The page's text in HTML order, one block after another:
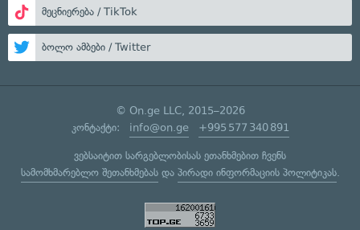
მეცნიერება / TikTok
ბოლო ამბები / Twitter
© On.ge LLC, 2015–2026
კონტაქტი: info@on.ge +995 577 340 891
ვებსაიტით სარგებლობისას ეთანხმებით ჩვენს
სამომხმარებლო შეთანხმებასდა პირადი ინფორმაციის პოლიტიკას.